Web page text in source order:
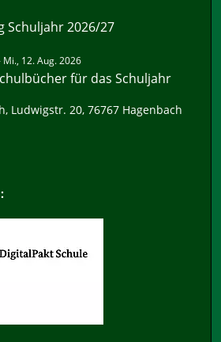
Schuljahr 2026/27
Mi., 12. Aug. 2026
für das Schuljahr
Ludwigstr. 20, 76767 Hagenbach